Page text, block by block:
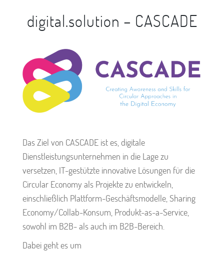
digital.solution – CASCADE
Das Ziel von CASCADE ist es, digitale
Dienstleistungsunternehmen in die Lage zu
versetzen, IT-gestützte innovative Lösungen für die
Circular Economy als Projekte zu entwickeln,
einschließlich Plattform-Geschäftsmodelle, Sharing
Economy/Collab-Konsum, Produkt-as-a-Service,
sowohl im B2B- als auch im B2B-Bereich.
Dabei geht es um